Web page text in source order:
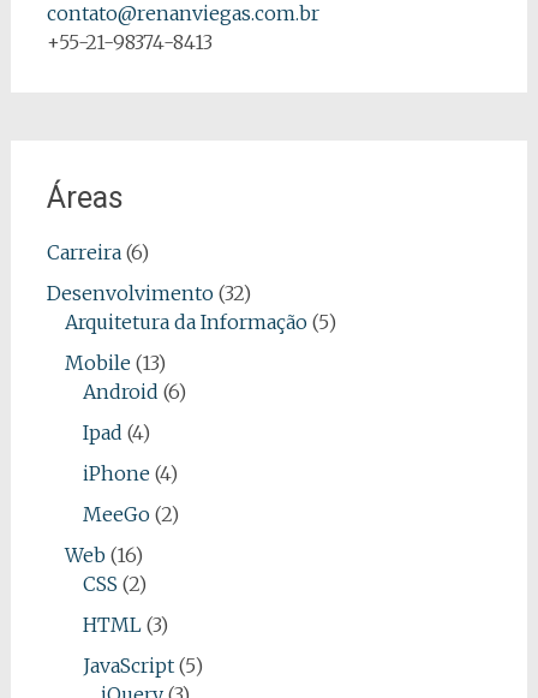
contato@renanviegas.com.br
+55-21-98374-8413
Áreas
Carreira(6)
Desenvolvimento(32)
Arquitetura da Informação(5)
Mobile (13)
Android (6)
Ipad (4)
iPhone (4)
MeeGo(2)
Web (16)
CSS (2)
HTML(3)
JavaScript(5)